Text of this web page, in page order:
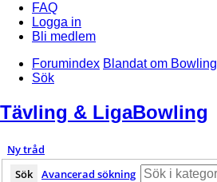
FAQ
Logga in
Bli medlem
Forumindex Blandat om Bowling
Sök
Tävling & LigaBowling
Ny tråd
Sök
Avancerad sökning